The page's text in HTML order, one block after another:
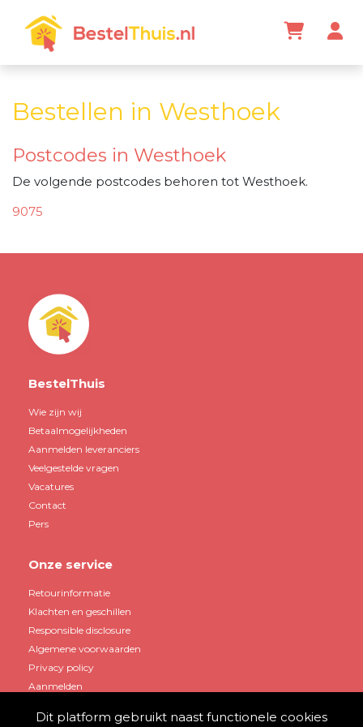
Bestellen in Westhoek
Postcodes in Westhoek
De volgende postcodes behoren tot Westhoek.
9075
BestelThuis
Wie zijn wij
Betaalmogelijkheden
Aanmelden leveranciers
Veelgestelde vragen
Vacatures
Contact
Pers
Onze service
Retourinformatie
Klachten en geschillen
Responsible disclosure
Algemene voorwaarden
Privacy policy
Aanmelden
Dit platform gebruikt naast functionele cookies